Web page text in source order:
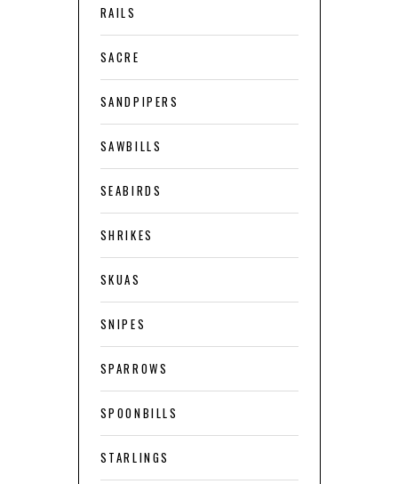
RAILS
SACRE
SANDPIPERS
SAWBILLS
SEABIRDS
SHRIKES
SKUAS
SNIPES
SPARROWS
SPOONBILLS
STARLINGS